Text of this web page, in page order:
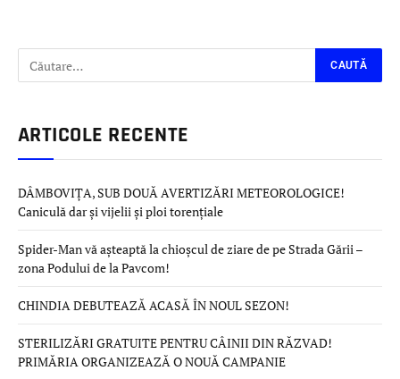
ARTICOLE RECENTE
DÂMBOVIȚA, SUB DOUĂ AVERTIZĂRI METEOROLOGICE!
Caniculă dar și vijelii și ploi torențiale
Spider-Man vă așteaptă la chioșcul de ziare de pe Strada Gării –
zona Podului de la Pavcom!
CHINDIA DEBUTEAZĂ ACASĂ ÎN NOUL SEZON!
STERILIZĂRI GRATUITE PENTRU CÂINII DIN RĂZVAD!
PRIMĂRIA ORGANIZEAZĂ O NOUĂ CAMPANIE